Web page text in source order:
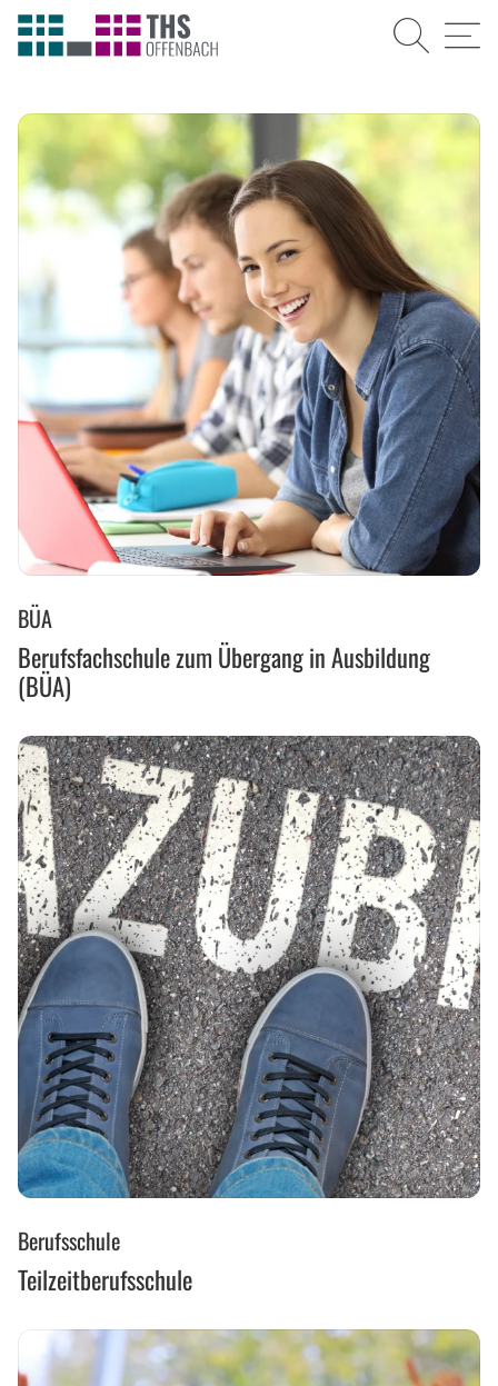
zum
Übergang
in
Ausbildung
BÜA
Berufsfachschule zum Übergang in Ausbildung
(BÜA)
Berufsschule
Teilzeitberufsschule